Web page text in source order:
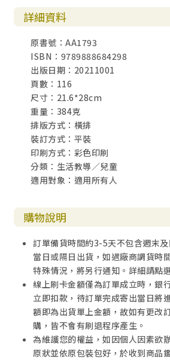
詳細資料
原書號：AA1793
ISBN：9789888684298
出版日期：20211001
頁數：116
尺寸：21.6*28cm
重量：384克
排版方式：橫排
裝訂方式：平裝
印刷方式：彩色印刷
分類：生活教導／兒童
適用對象：適用所有人
購物說明
訂單備貨時間約3-5天不包含週末
當日或隔日出貨，如遇廠商調貨時
特殊情況，將另行通知。詳細請點
線上刷卡金額僅為訂單成立時，銀
立即扣款，待訂單完成寄出當日將
額即為出貨單上金額，故如有更改
購，皆不會有刷退程序產生。
為維護您的權益，如因個人因素欲
原狀並依原包裝包好，於收到商品